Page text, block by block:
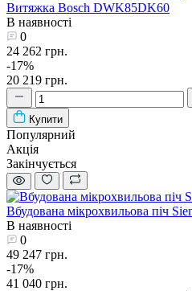
Витяжка Bosch DWK85DK60
В наявності
0
24 262 грн.
-17%
20 219 грн.
Купити
Популярний
Акція
Закінчується
Вбудована мікрохвильова піч
В наявності
0
49 247 грн.
-17%
41 040 грн.